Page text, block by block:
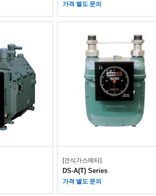
가격 별도 문의
[건식가스메터]
DS-A(T) Series
가격 별도 문의